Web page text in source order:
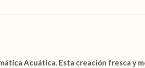
Acuática. Esta creación fresca y